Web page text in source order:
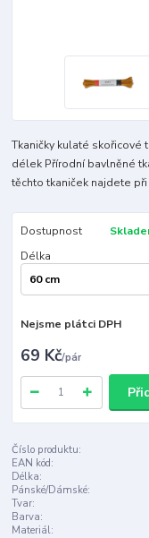
Tkaničky kulaté skořicové
délek Přírodní bavlněné
těchto tkaniček najdete
Dostupnost
Délka
Nejsme plátci DPH
69 Kč/pár
Číslo produktu:
EAN kód:
Délka:
Pánské/Dámské:
Tvar:
Barva:
Materiál: